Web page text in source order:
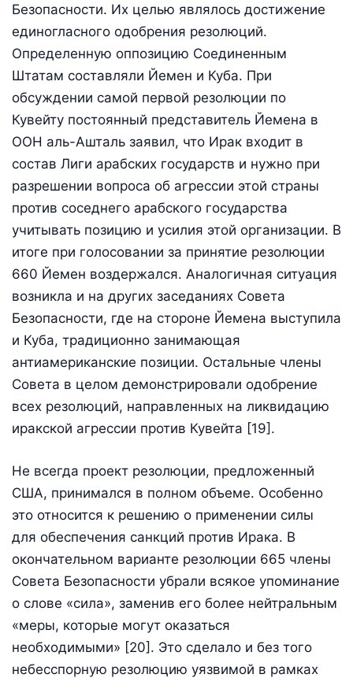
Безопасности. Их целью являлось достижение
единогласного одобрения резолюций.
Определенную оппозицию Соединенным
Штатам составляли Йемен и Куба. При
обсуждении самой первой резолюции по
Кувейту постоянный представитель Йемена в
ООН аль-Ашталь заявил, что Ирак входит в
состав Лиги арабских государств и нужно при
разрешении вопроса об агрессии этой страны
против соседнего арабского государства
учитывать позицию и усилия этой организации. В
итоге при голосовании за принятие резолюции
660 Йемен воздержался. Аналогичная ситуация
возникла и на других заседаниях Совета
Безопасности, где на стороне Йемена выступила
и Куба, традиционно занимающая
антиамериканские позиции. Остальные члены
Совета в целом демонстрировали одобрение
всех резолюций, направленных на ликвидацию
иракской агрессии против Кувейта [19].
Не всегда проект резолюции, предложенный
США, принимался в полном объеме. Особенно
это относится к решению о применении силы
для обеспечения санкций против Ирака. В
окончательном варианте резолюции 665 члены
Совета Безопасности убрали всякое упоминание
о слове «сила», заменив его более нейтральным
«меры, которые могут оказаться
необходимыми» [20]. Это сделало и без того
небесспорную резолюцию уязвимой в рамках